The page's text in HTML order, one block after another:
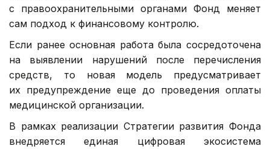
с правоохранительными органами Фонд меняет
сам подход к финансовому контролю.
Если ранее основная работа была сосредоточена
на выявлении нарушений после перечисления
средств, то новая модель предусматривает
их предупреждение еще до проведения оплаты
медицинской организации.
В рамках реализации Стратегии развития Фонда
внедряется единая цифровая экосистема